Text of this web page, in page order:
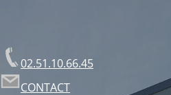
02.51.10.66.45
CONTACT